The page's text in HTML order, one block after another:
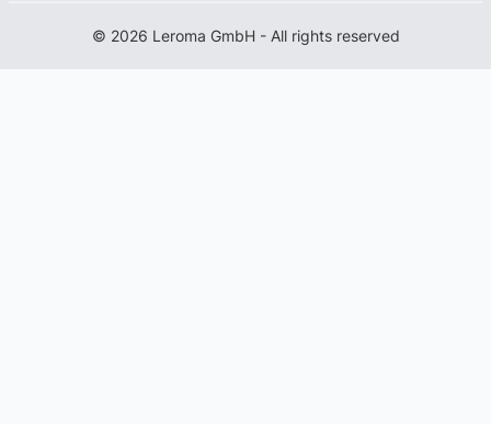
© 2026 Leroma GmbH - All rights reserved